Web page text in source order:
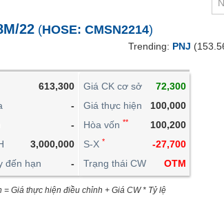
22 (HOSE: CMSN2214)
613,300
-
-
3,000,000
đến hạn
-
Giá CK cơ sở
72,300
Giá thực hiện
100,000
Hòa vốn **
100,200
S-X *
-27,700
Trạng thái CW
OTM
Giá thực hiện điều chỉnh + Giá CW * Tỷ lệ
Trending: PNJ
DOANH NGHIỆP
PHÁI SINH
TRÁI PHIẾU
CÔNG CỤ ĐẦU TƯ
XUẤT DỮ LIỆU
TIN MỚI